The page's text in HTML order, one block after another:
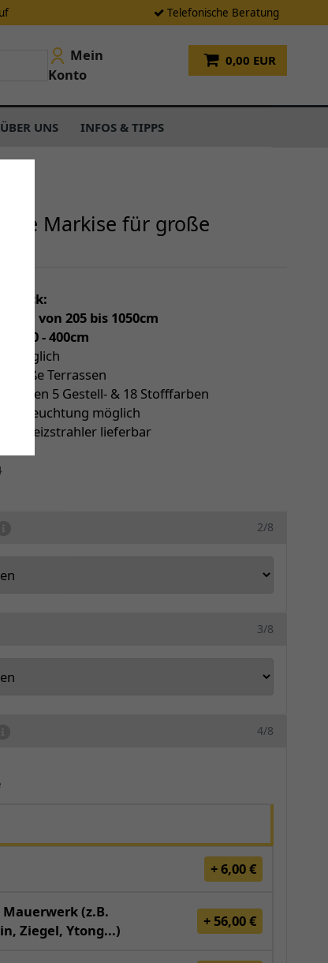
Telefonische Beratung
0,00 EUR
Mein
Konto
ÜBER UNS INFOS & TIPPS
Markise für große
Blick:
von 205 bis 1050cm
150 - 400cm
möglich
große Terrassen
5 Gestell- & 18 Stofffarben
Beleuchtung möglich
mit Heizstrahler lieferbar
2/8
3/8
4/8
+ 6,00 €
Mauerwerk (z.B.
Ziegel, Ytong...)
+ 56,00 €